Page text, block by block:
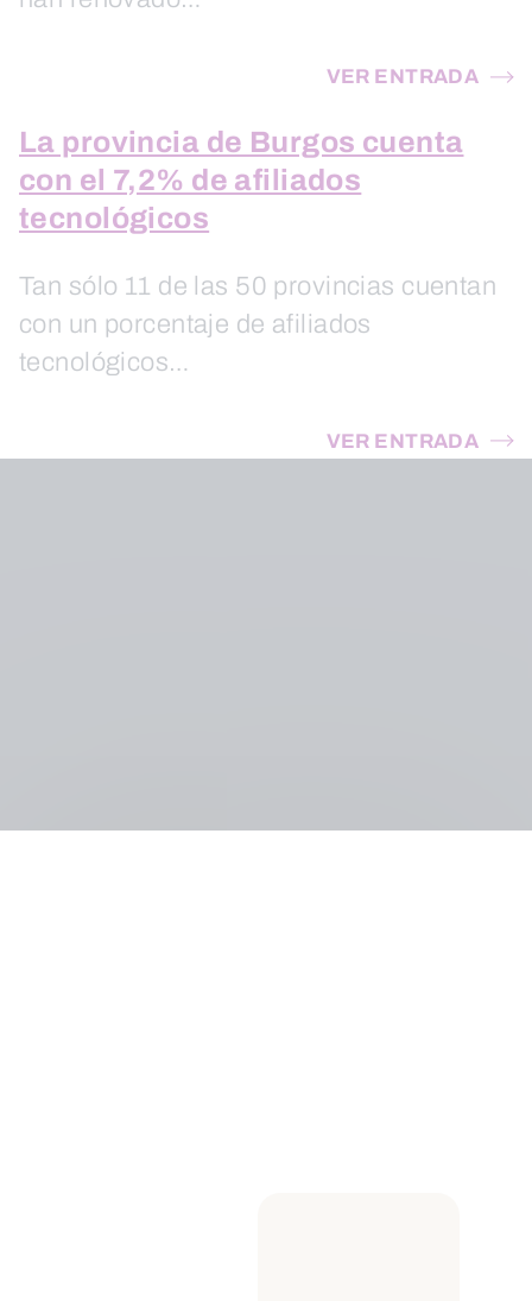
VER ENTRADA
La provincia de Burgos cuenta
con el 7,2% de afiliados
tecnológicos
Tan sólo 11 de las 50 provincias cuentan
con un porcentaje de afiliados
tecnológicos…
VER ENTRADA